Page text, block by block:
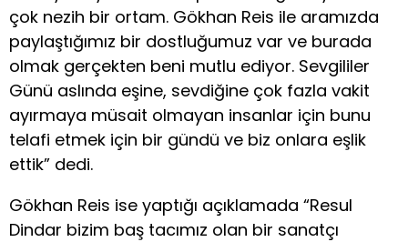
çok nezih bir ortam. Gökhan Reis ile aramızda
paylaştığımız bir dostluğumuz var ve burada
olmak gerçekten beni mutlu ediyor. Sevgililer
Günü aslında eşine, sevdiğine çok fazla vakit
ayırmaya müsait olmayan insanlar için bunu
telafi etmek için bir gündü ve biz onlara eşlik
ettik” dedi.
Gökhan Reis ise yaptığı açıklamada “Resul
Dindar bizim baş tacımız olan bir sanatçı